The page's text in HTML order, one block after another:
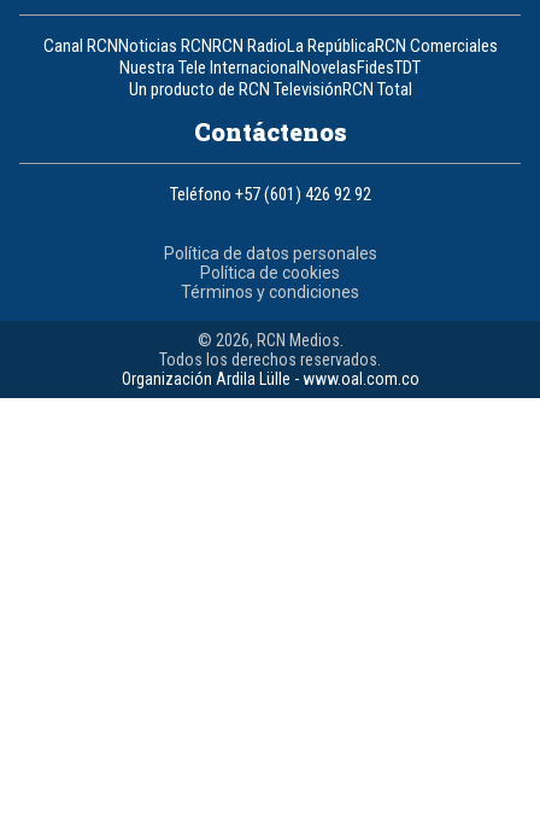
Canal RCNNoticias RCNRCN RadioLa RepúblicaRCN Comerciales
Nuestra Tele InternacionalNovelasFidesTDT
Un producto de RCN TelevisiónRCN Total
Contáctenos
Teléfono +57 (601) 426 92 92
Política de datos personales
Política de cookies
Términos y condiciones
© 2026, RCN Medios.
Todos los derechos reservados.
Organización Ardila Lülle - www.oal.com.co